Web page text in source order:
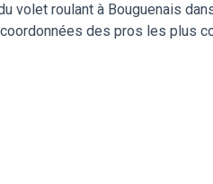
volet roulant à Bouguenais
des pros les plus